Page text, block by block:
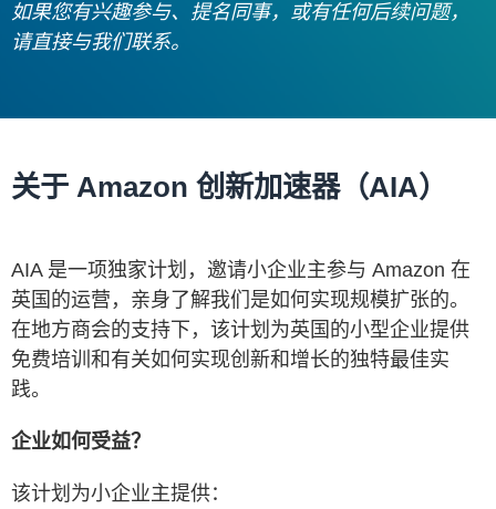
如果您有兴趣参与、提名同事，或有任何后续问题，
请直接与我们联系。
关于 Amazon 创新加速器（AIA）
AIA 是一项独家计划，邀请小企业主参与 Amazon 在
英国的运营，亲身了解我们是如何实现规模扩张的。
在地方商会的支持下，该计划为英国的小型企业提供
免费培训和有关如何实现创新和增长的独特最佳实
践。
企业如何受益？
该计划为小企业主提供：